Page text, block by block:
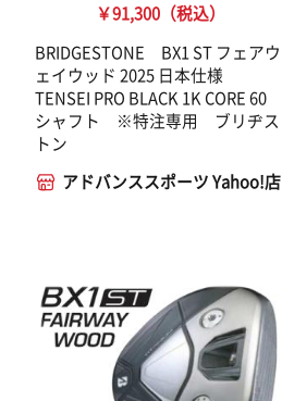
￥91,300（税込）
BRIDGESTONE BX1 ST フェアウ
ェイウッド 2025 日本仕様
TENSEI PRO BLACK 1K CORE 60
シャフト ※特注専用 ブリヂス
トン
アドバンススポーツ Yahoo!店